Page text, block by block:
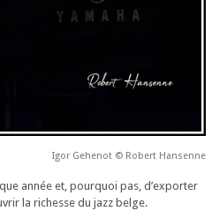
Igor Gehenot © Robert Hansenne
année et, pourquoi pas, d’exporter
la richesse du jazz belge.